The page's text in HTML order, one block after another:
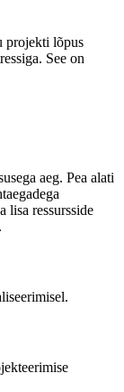
projekti lõpus
See on
aeg. Pea alati
lisa ressursside